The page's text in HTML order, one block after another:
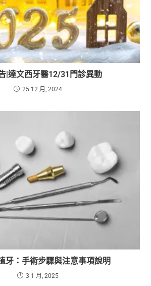
|達文西牙醫12/31門診異動
25 12 月, 2024
牙：手術步驟與注意事項說明
3 1 月, 2025